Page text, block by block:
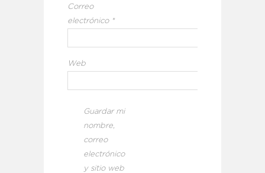
Correo
electrónico *
Web
Guardar mi
nombre,
correo
electrónico
y sitio web